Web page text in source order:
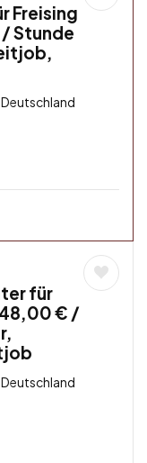
Freising
Stunde
für
€ /